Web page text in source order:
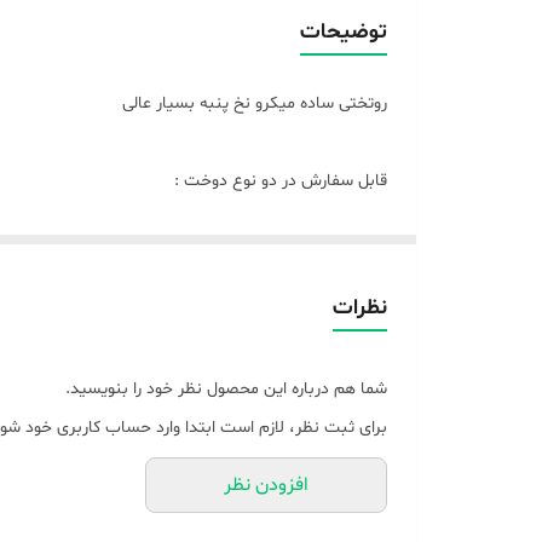
توضیحات
روتختی ساده میکرو نخ پنبه بسیار عالی
قابل سفارش در دو نوع دوخت :
🌿تکنفره و یک و نیم نفره شامل ( لحاف ، ملافه ، دو
🌿دونفره استاندارد و کینگ شامل ( لحاف ، ملافه ، چهار تا
نظرات
شما هم درباره این محصول نظر خود را بنویسید.
برای ثبت نظر، لازم است ابتدا وارد حساب کاربری خود
افزودن نظر